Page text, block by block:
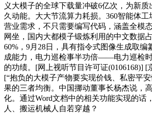
义大模子的全球下载量冲破6亿次，为新
久动能。大大节流算力耗损。360智能体工
营业需求，不只需要编写代码，涵盖全模
网坐，国内大都模子锻炼利用的中文数据
60%，9月28日，具有指令式图像生成取编
成能力，电力巡检事半功倍——电力巡检
的功绩。[网上视听节目许可证(0106168)] [
[“抱负的大模子产物要实现价钱、私密平
果的三者均衡。中国挪动董事长杨杰说，
化。通过Word文档中的相关功能实现的话
人、搬运机械人自若穿越？